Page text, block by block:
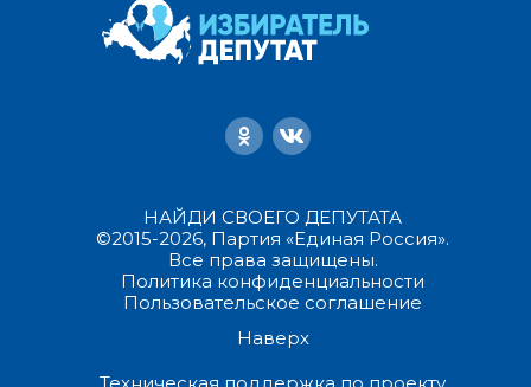
НАЙДИ СВОЕГО ДЕПУТАТА
©2015-2026, Партия «Единая Россия».
Все права защищены.
Политика конфиденциальности
Пользовательское соглашение
Наверх